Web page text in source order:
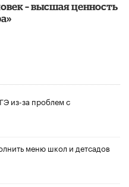
– высшая ценность
из-за проблем с
меню школ и детсадов